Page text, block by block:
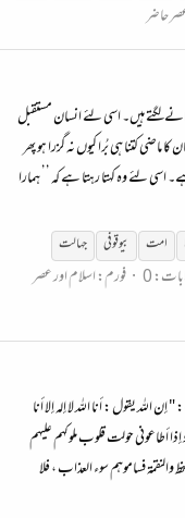
حاضر
لگتے ہیں۔ اسی لئے انسان مستقبل
کتنا ہی بُرا کیوں نہ گزرا ہو پھر
اسی لئے وہ کہتا رہتا ہے کہ ’’ ہمارا
امت بیوقوفی
جہالت
0 فورم:اسلام اور عصر
الله يقول : أنا الله لا إله إلا أنا
أطاعوني حولت قلوب ملوكهم عليهم
والنقمة فساموهم سوء العذاب ، فلا